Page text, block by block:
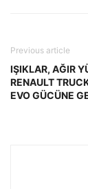
Previous article
IŞIKLAR, AĞIR
RENAULT
EVO GÜCÜNE